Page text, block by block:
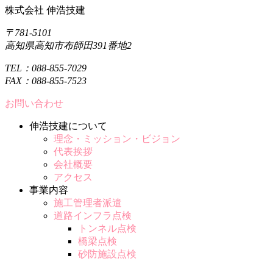
株式会社 伸浩技建
〒781-5101
高知県高知市布師田391番地2
TEL：088-855-7029
FAX：088-855-7523
お問い合わせ
伸浩技建について
理念・ミッション・ビジョン
代表挨拶
会社概要
アクセス
事業内容
施工管理者派遣
道路インフラ点検
トンネル点検
橋梁点検
砂防施設点検